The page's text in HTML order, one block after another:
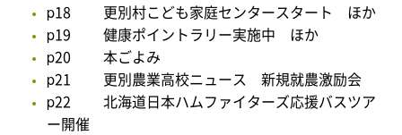
p18 更別村こども家庭センタースタート ほか
p19 健康ポイントラリー実施中 ほか
p20 本ごよみ
p21 更別農業高校ニュース 新規就農激励会
p22 北海道日本ハムファイターズ応援バスツア
ー開催